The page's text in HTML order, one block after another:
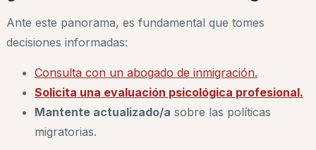
Ante este panorama, es fundamental que tomes
decisiones informadas:
Consulta con un abogado de inmigración.
Solicita una evaluación psicológica profesional.
Mantente actualizado/a sobre las políticas
migratorias.